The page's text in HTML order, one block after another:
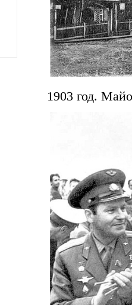
1903 год.